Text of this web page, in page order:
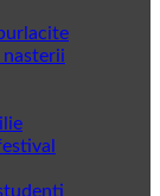
nasterii